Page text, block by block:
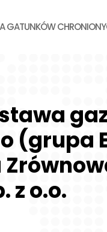
GATUNKÓW
(grupa
z o.o.